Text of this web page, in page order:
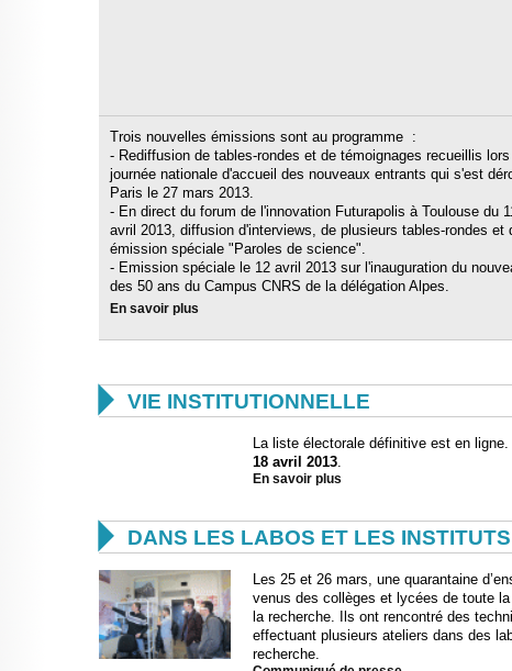
Trois nouvelles émissions sont au programme :
- Rediffusion de tables-rondes et de témoignages recueillis
journée nationale d'accueil des nouveaux entrants qui s'est
Paris le 27 mars 2013.
- En direct du forum de l'innovation Futurapolis à Toulouse du
avril 2013, diffusion d'interviews, de plusieurs tables-rondes et
émission spéciale "Paroles de science".
- Emission spéciale le 12 avril 2013 sur l'inauguration du
des 50 ans du Campus CNRS de la délégation Alpes.
En savoir plus
 VIE INSTITUTIONNELLE
La liste électorale définitive est en
18 avril 2013.
En savoir plus
 DANS LES LABOS ET LES INSTITUTS
Les 25 et 26 mars, une quarantaine
venus des collèges et lycées de toute
la recherche. Ils ont rencontré des
effectuant plusieurs ateliers dans des
recherche.